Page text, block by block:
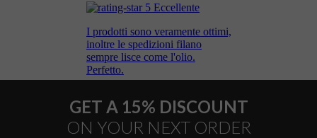
GET A 15% DISCOUNT
ON YOUR NEXT ORDER